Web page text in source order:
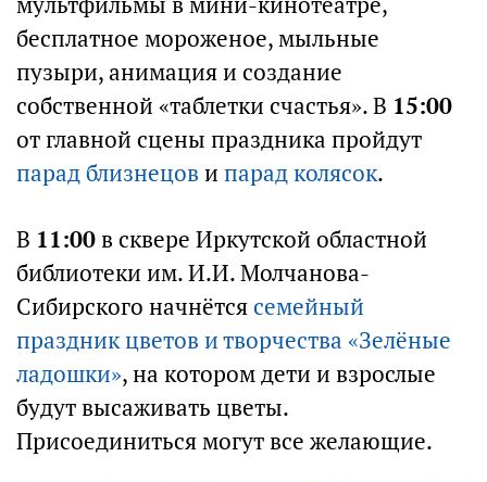
бесплатное мороженое, мыльные
пузыри, анимация и создание
собственной «таблетки счастья». В 15:00
от главной сцены праздника пройдут
парад близнецов и парад колясок.
В 11:00в сквере Иркутской областной
библиотеки им. И.И. Молчанова-
Сибирского начнётсясемейный
праздник цветов и творчества «Зелёные
ладошки», на котором дети и взрослые
будут высаживать цветы.
Присоединиться могут все желающие.